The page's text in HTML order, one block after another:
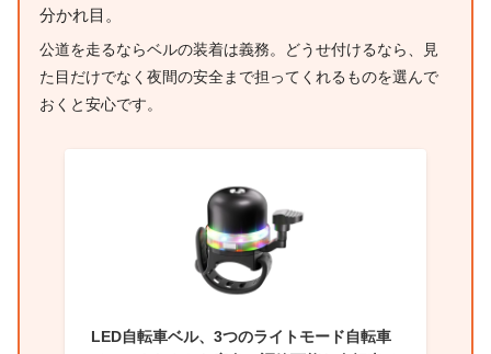
分かれ目。
公道を走るならベルの装着は義務。どうせ付けるなら、見
た目だけでなく夜間の安全まで担ってくれるものを選んで
おくと安心です。
LED自転車ベル、3つのライトモード自転車